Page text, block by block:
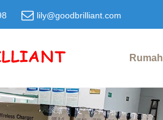
lily@goodbrilliant.com
Rumah